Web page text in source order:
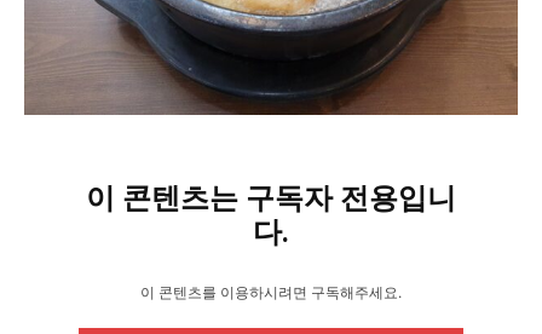
이 콘텐츠는 구독자 전용입니
다.
이 콘텐츠를 이용하시려면 구독해주세요.